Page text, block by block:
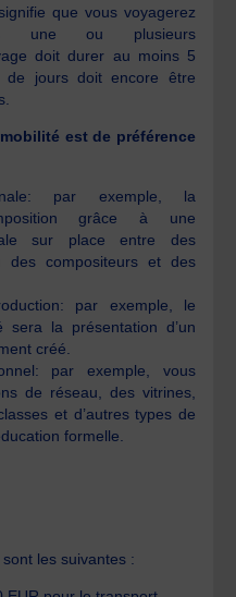
que vous voyagerez
une ou plusieurs
doit durer au moins 5
jours doit encore être
est de préférence
par exemple, la
grâce à une
sur place entre des
des compositeurs et des
par exemple, le
sera la présentation d’un
créé.
par exemple, vous
de réseau, des vitrines,
et d’autres types de
formelle.
les suivantes :